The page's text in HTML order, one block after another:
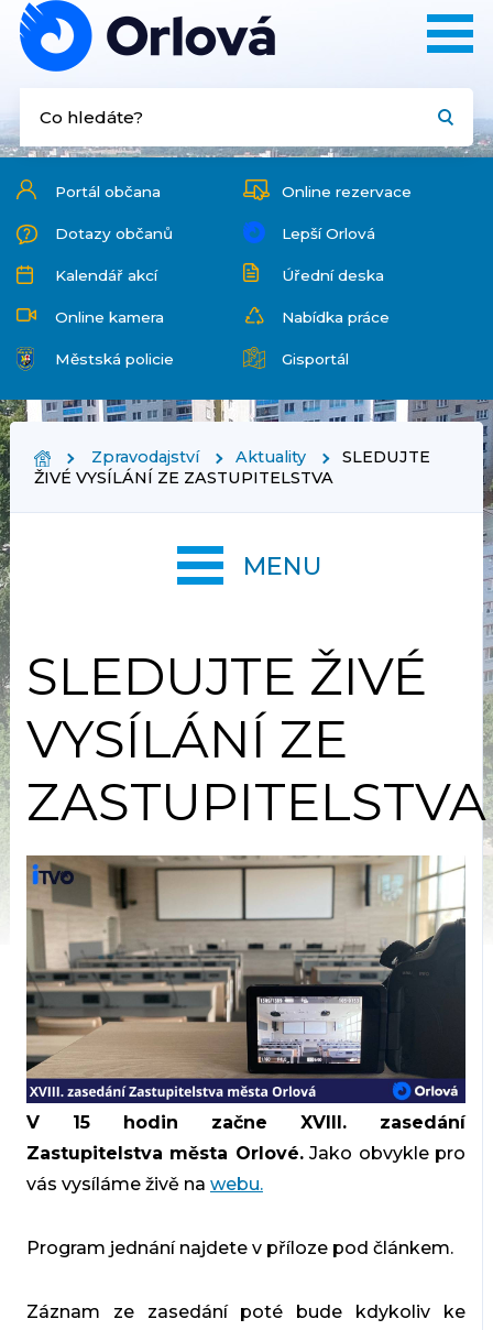
Portál občana Online rezervace
Dotazy občanů Lepší Orlová
Kalendář akcí Úřední deska
Online kamera Nabídka práce
Městská policie Gisportál
Zpravodajství Aktuality
SLEDUJTE
ŽIVÉ VYSÍLÁNÍ ZE ZASTUPITELSTVA
SLEDUJTE ŽIVÉ
VYSÍLÁNÍ ZE
ZASTUPITELSTVA
V 15 hodin začne XVIII. zasedání
Zastupitelstva města Orlové.Jako obvykle pro
vás vysíláme živě na webu.
Program jednání najdete v příloze pod článkem.
Záznam ze zasedání poté bude kdykoliv ke
MENU